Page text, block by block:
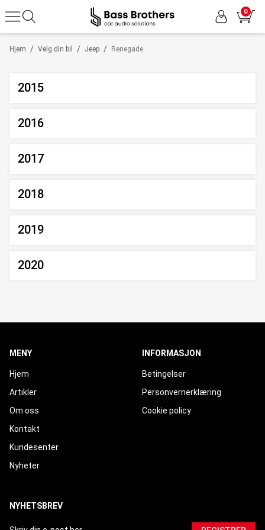
0
/
Hjem /
Velg din bil /
Jeep Renegade
2015
2016
2017
2018
2019
2020
MENY
Hjem
Artikler
Om oss
Kontakt
Kundesenter
Nyheter
INFORMASJON
Betingelser
Personvernerklæring
Cookie policy
NYHETSBREV